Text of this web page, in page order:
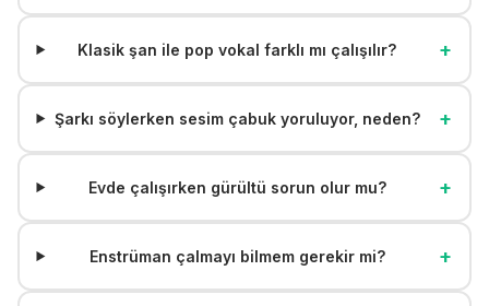
Klasik şan ile pop vokal farklı mı çalışılır? +
Şarkı söylerken sesim çabuk yoruluyor, neden? +
Evde çalışırken gürültü sorun olur mu? +
Enstrüman çalmayı bilmem gerekir mi? +